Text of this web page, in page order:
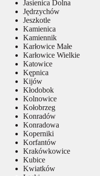
Jasienica Dolna
Jędrzychów
Jeszkotle
Kamienica
Kamiennik
Karłowice Małe
Karłowice Wielkie
Katowice
Kępnica
Kijów
Kłodobok
Kolnowice
Kołobrzeg
Konradów
Konradowa
Koperniki
Korfantów
Krakówkowice
Kubice
Kwiatków